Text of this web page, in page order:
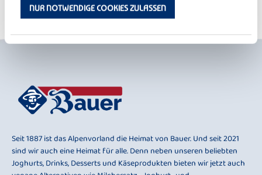
NUR NOTWENDIGE COOKIES ZULASSEN
ZUR ÜBERSICHT
Seit 1887 ist das Alpenvorland die Heimat von Bauer. Und seit 2021
sind wir auch eine Heimat für alle. Denn neben unseren beliebten
Joghurts, Drinks, Desserts und Käseprodukten bieten wir jetzt auch